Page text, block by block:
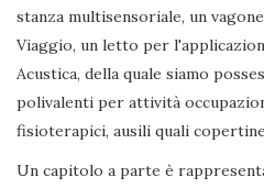
stanza multisensoriale, un
Viaggio, un letto per
Acustica, della quale siamo
polivalenti per attività
fisioterapici, ausili quali
Un capitolo a parte è